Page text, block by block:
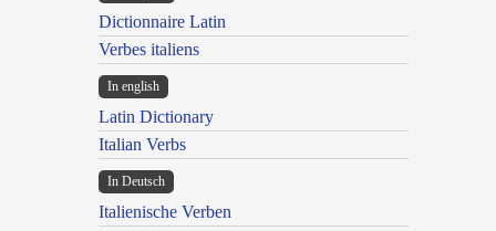
Dictionnaire Latin
Verbes italiens
In english
Latin Dictionary
Italian Verbs
In Deutsch
Italienische Verben